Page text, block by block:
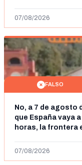
07/08/2026
FALSO
No, a 7 de agosto
que España vaya
horas, la frontera
07/08/2026